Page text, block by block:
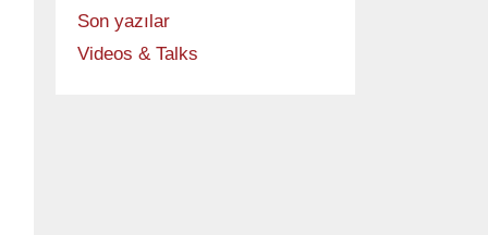
Son yazılar
Videos & Talks